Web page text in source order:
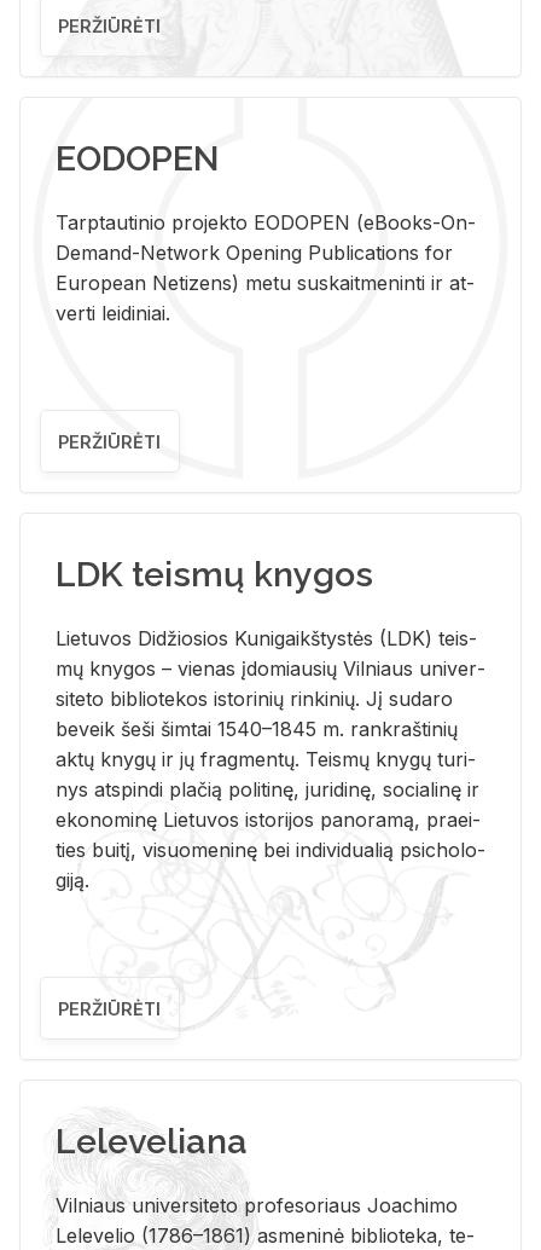
PERŽIŪRĖTI
EODOPEN
Tarp­tau­ti­nio pro­jek­to EO­DO­PEN (eBo­oks-On-
De­mand-Ne­twork Ope­ning Pub­li­ca­tions for
Eu­ro­pe­an Ne­ti­zens) metu su­skait­me­nin­ti ir at­
ver­ti lei­di­niai.
PERŽIŪRĖTI
LDK teismų knygos
Lie­tu­vos Di­džio­sios Ku­ni­gaikš­tys­tės (LDK) teis­
mų kny­gos – vie­nas įdo­miau­sių Vil­niaus uni­ver­
si­te­to bi­b­lio­te­kos is­to­ri­nių rin­ki­nių. Jį su­da­ro
be­veik šeši šim­tai 1540–1845 m. rank­raš­ti­nių
aktų kny­gų ir jų frag­men­tų. Teis­mų kny­gų tu­ri­
nys at­spin­di pla­čią po­li­ti­nę, ju­ri­di­nę, so­cia­li­nę ir
eko­no­mi­nę Lie­tu­vos is­to­ri­jos pa­no­ra­mą, pra­ei­
ties bui­tį, vi­suo­me­ni­nę bei in­di­vi­dua­lią psi­cho­lo­
gi­ją.
PERŽIŪRĖTI
Leleveliana
Vil­niaus uni­ver­si­te­to pro­fe­so­riaus Jo­a­chi­mo
Le­le­ve­lio (1786–1861) as­me­ni­nė bi­b­lio­te­ka, te­